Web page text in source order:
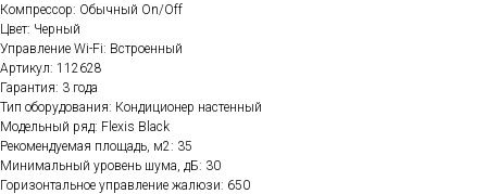
Компрессор: Обычный On/Off
Цвет: Черный
Управление Wi-Fi: Встроенный
Артикул: 112628
Гарантия: 3 года
Тип оборудования: Кондиционер настенный
Модельный ряд: Flexis Black
Рекомендуемая площадь, м2: 35
Минимальный уровень шума, дБ: 30
Горизонтальное управление жалюзи: 650